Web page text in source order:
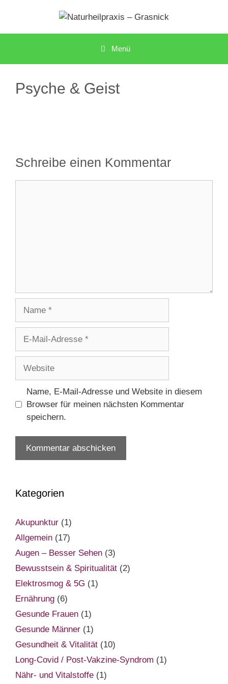
springen
Menü
Psyche & Geist
Schreibe einen Kommentar
Adresse
Name, E-Mail-Adresse und Website in diesem
Browser für meinen nächsten Kommentar
speichern.
Kategorien
Akupunktur (1)
Allgemein (17)
Augen – Besser Sehen (3)
Bewusstsein & Spiritualität (2)
Elektrosmog & 5G (1)
Ernährung (6)
Gesunde Frauen (1)
Gesunde Männer (1)
Gesundheit & Vitalität (10)
Long-Covid / Post-Vakzine-Syndrom (1)
Nähr- und Vitalstoffe (1)